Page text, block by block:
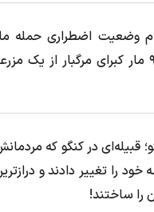
وضعیت اضطراری حمله
در چین؛ ۹۰۰ مار کبرای مرگبار از یک
قبیله‌ای در کنگو که
را تغییر دادند و
را ساختند!